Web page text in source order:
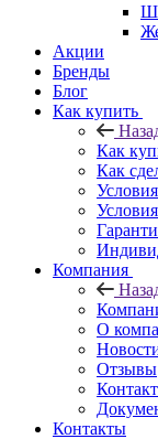
Акции
Бренды
Блог
Как купить
Как
Как
Компания
О
Отзывы
Контакты